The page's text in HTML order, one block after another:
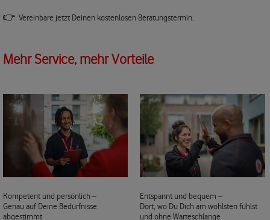
👉 Vereinbare jetzt Deinen kostenlosen Beratungstermin.
Mehr Service, mehr Vorteile
Kompetent und persönlich –
Genau auf Deine Bedürfnisse
abgestimmt
Entspannt und bequem –
Dort, wo Du Dich am wohlsten fühlst
und ohne Warteschlange